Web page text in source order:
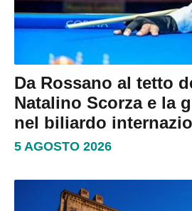
Da Rossano al tetto
Natalino Scorza e la
nel biliardo
5 AGOSTO 2026